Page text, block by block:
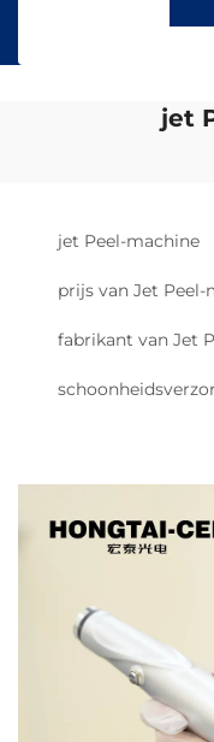
jet
jet Peel-machine
prijs van Jet Peel-
fabrikant van Jet